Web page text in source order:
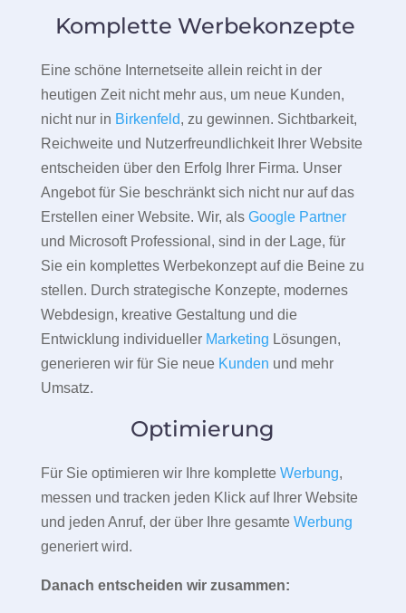
Komplette Werbekonzepte
Eine schöne Internetseite allein reicht in der
heutigen Zeit nicht mehr aus, um neue Kunden,
nicht nur in Birkenfeld, zu gewinnen. Sichtbarkeit,
Reichweite und Nutzerfreundlichkeit Ihrer Website
entscheiden über den Erfolg Ihrer Firma. Unser
Angebot für Sie beschränkt sich nicht nur auf das
Erstellen einer Website. Wir, als Google Partner
und Microsoft Professional, sind in der Lage, für
Sie ein komplettes Werbekonzept auf die Beine zu
stellen. Durch strategische Konzepte, modernes
Webdesign, kreative Gestaltung und die
Entwicklung individueller Marketing Lösungen,
generieren wir für Sie neue Kunden und mehr
Umsatz.
Optimierung
Für Sie optimieren wir Ihre komplette Werbung,
messen und tracken jeden Klick auf Ihrer Website
und jeden Anruf, der über Ihre gesamte Werbung
generiert wird.
Danach entscheiden wir zusammen: